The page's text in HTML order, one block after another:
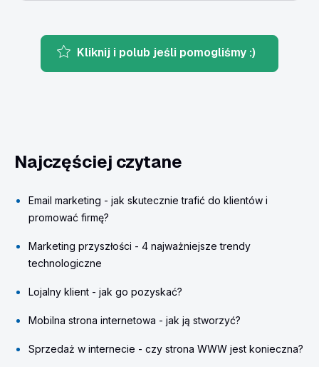
Kliknij i polub jeśli pomogliśmy :)
Najczęściej czytane
Email marketing - jak skutecznie trafić do klientów i
promować firmę?
Marketing przyszłości - 4 najważniejsze trendy
technologiczne
Lojalny klient - jak go pozyskać?
Mobilna strona internetowa - jak ją stworzyć?
Sprzedaż w internecie - czy strona WWW jest konieczna?